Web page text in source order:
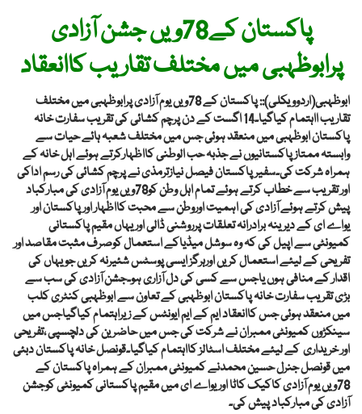
پاکستان کے78ویں جشن آزادی
پرابوظہبی میں مختلف تقاریب کاانعقاد
ابوظہبی(اردوویکلی):: پاکستان کے 78ویں یوم آزادی پرابوظہبی میں مختلف
تقاریب ااہتمام کیاگیا۔14 اگست کے دن پرچم کشائی کی تقریب سفارت خانہ
پاکستان ابوظہبی میں منعقد ہوئی جس میں مختلف شعبہ ہائے حیات سے
وابستہ ممتازپاکستانیوں نے جذبہ حب الوطنی کااظہارکرتے ہوئے اہل خانہ کے
ہمراہ شرکت کی۔سفیرپاکستان فیصل نیازترمذی نے پرچم کشائی کی رسم اداکی
اور تقریب سے خطاب کرتے ہوئے تمام اہل وطن کو78ویں یوم آزادی کی مبارکباد
پیش کرتے ہوئے آزادی کی اہمیت اوروطن سے محبت کااظہار اورپاکستان اور
یواے ای کے دیرینہ برادرانہ تعلقات پرروشنی ڈالی اور یہاں مقیم پاکستانی
کمیونٹی سے اپیل کی کہ وہ سوشل میڈیاکے استعمال کوصرف مثبت مقاصد اور
تفریحی کے لیئے استعمال کریں اورہرگز ایسی پوسٹس شئیرنہ کریں جو یہاں کی
اقدار کے منافی ہوں یاجس سے کسی کی دل آزاری ہو۔جشن آزادی کی سب سے
بڑی تقریب سفارت خانہ پاکستان ابوظہبی کے تعاون سے ابوظہبی کنٹری کلب
میں منعقد ہوئی جس کاانعقاد ایم کے ایم ایونٹس کے زیراہتمام کیاگیاجس میں
سینکڑوں کمیونٹی ممبران نے شرکت کی جس میں حاضرین کی دلچسپی ،تفریحی
اور خریداری کے لیئے مختلف اسٹالز کااہتمام کیاگیا۔قونصل خانہ پاکستان دبئی
میں قونصل جنرل حسین محمدنے کمیونٹی ممبران کے ہمراہ پاکستان کے
78ویں یوم آزادی کاکیک کاٹا اوریواے ای میں مقیم پاکستانی کمیونٹی کوجشن
آزادی کی مبارکباد پیش کی۔